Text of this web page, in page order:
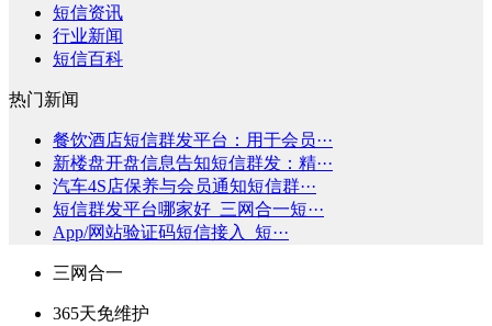
短信资讯
行业新闻
短信百科
热门新闻
餐饮酒店短信群发平台：用于会员···
新楼盘开盘信息告知短信群发：精···
汽车4S店保养与会员通知短信群···
短信群发平台哪家好_三网合一短···
App/网站验证码短信接入_短···
三网合一
365天免维护